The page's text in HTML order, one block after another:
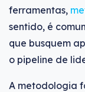
ferramentas,
sentido, é
que busquem
o pipeline de
A metodologia